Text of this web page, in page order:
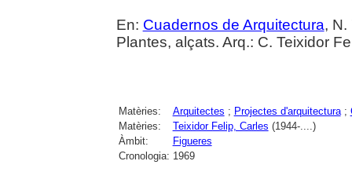
En: Cuadernos de Arquitectura, N.
Plantes, alçats. Arq.: C. Teixidor
Matèries: Arquitectes ; Projectes d'arquitectura;
Matèries:
Teixidor Felip, Carles (1944-....)
Àmbit:
Figueres
Cronologia: 1969